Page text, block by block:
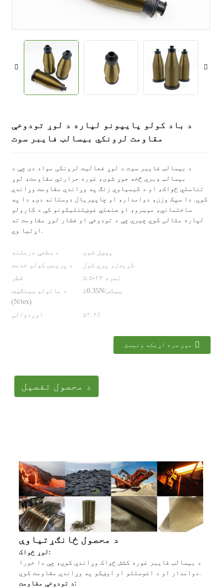
د باد کولو پایپونو لپاره د لوړ تودوخې
مقاومت لرونکي بیسالټ فایبر سوت
د بیسالټ فایبر سوت د لوړ فعالیت لرونکی مواد دی چې د
بیسالټ ډبرې څخه جوړ شوی، غوره حرارتي مقاومت، لوړ
تناسلي ځواک، او د کیمیاوي زنګ په وړاندې مقاومت وړاندې
کوي. دا سپک وزن، دوامدار، او چاپیریال دوستانه دی، دا په
ساختماني، موټرو، او صنعتي غوښتنلیکونو کې د کارولو
لپاره مثالی کوي چیرې چې د تودوخې او فشار لوړ مقاومت ته
د سطحې درملنه
پوښل شوی
د پروسس کولو خدمت
کږېدل، پرې کول
قطر
۵.۵-۲۴ نمره
د ماتولو ټینګښت
(N/tex)
≥0.35N/ټیکس
اوږدوالی ≥۲.۶٪
موږ سره اړیکه ونیسئ
د محصول تفصیل
د محصول ځانګړتیاوې
لوړ ځواک:
د بیسالټ فایبر غوره کشش ځواک وړاندې کوي، چې دا خورا
دوامدار او د اغوستلو او اوښکو په وړاندې مقاومت کوي.
د تودوخې مقاومت: